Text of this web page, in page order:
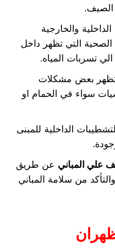
والخارجية
التي تظهر داخل
تسربات المياه.
بعض مشكلات
سواء في الحمام او
الداخلية للمبنى
علي المباني عن طريق
والتأكد من سلامة المباني